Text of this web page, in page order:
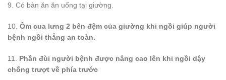
9. Có bàn ăn ăn uống tại giường.
10. Ôm cua lưng 2 bên đệm của giường khi ngồi giúp người
bệnh ngồi thẳng an toàn.
11. Phần đùi người bệnh được nâng cao lên khi ngồi dậy
chống trượt về phía trước